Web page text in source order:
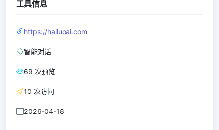
工具信息
https://hailuoai.com
智能对话
69 次预览
10 次访问
2026-04-18